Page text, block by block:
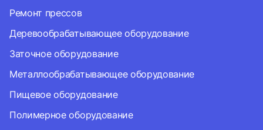
Ремонт прессов
Деревообрабатывающее оборудование
Заточное оборудование
Металлообрабатывающее оборудование
Пищевое оборудование
Полимерное оборудование